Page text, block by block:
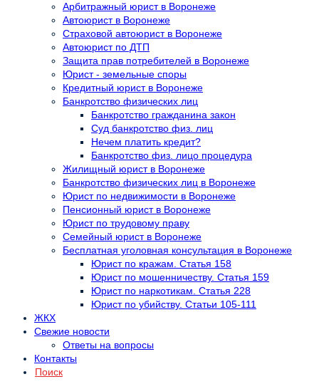
Арбитражный юрист в Воронеже
Автоюрист в Воронеже
Страховой автоюрист в Воронеже
Автоюрист по ДТП
Защита прав потребителей в Воронеже
Юрист - земельные споры
Кредитный юрист в Воронеже
Банкротство физических лиц
Банкротство гражданина закон
Суд банкротство физ. лиц
Нечем платить кредит?
Банкротство физ. лицо процедура
Жилищный юрист в Воронеже
Банкротство физических лиц в Воронеже
Юрист по недвижимости в Воронеже
Пенсионный юрист в Воронеже
Юрист по трудовому праву
Семейный юрист в Воронеже
Бесплатная уголовная консультация в Воронеже
Юрист по кражам. Статья 158
Юрист по мошенничеству. Статья 159
Юрист по наркотикам. Статья 228
Юрист по убийству. Статьи 105-111
ЖКХ
Свежие новости
Ответы на вопросы
Контакты
Поиск